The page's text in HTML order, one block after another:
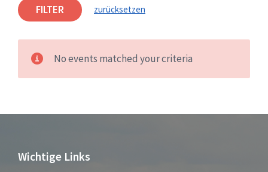
FILTER zurücksetzen
No events matched your criteria
Wichtige Links